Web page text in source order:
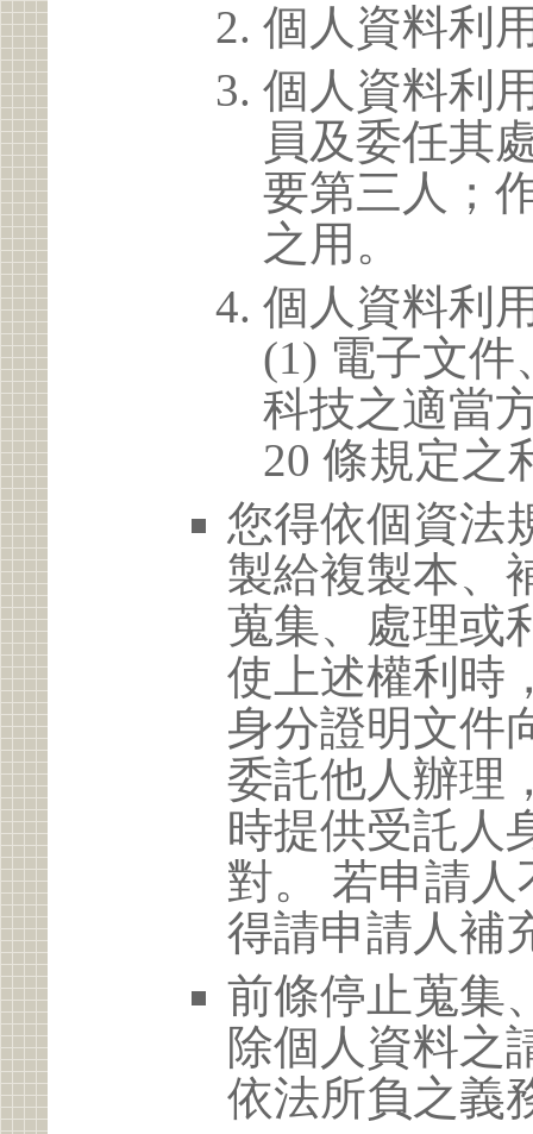
個人資料利
個人資料利
員及委任其
要第三人；
之用。
個人資料利
(1) 電子文
科技之適當
20 條規定之
您得依個資法
製給複製本、
蒐集、處理或
使上述權利時
身分證明文件
委託他人辦理
時提供受託人
對。 若申請
得請申請人補
前條停止蒐集
除個人資料之
依法所負之義